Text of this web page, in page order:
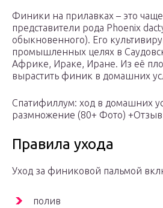
Финики на прилавках – это чаще
представители рода Phoenix
обыкновенного). Его
промышленных целях в
Африке, Ираке, Иране. Из её
вырастить финик в домашних
Спатифиллум: ход в домашних
размножение (80+ Фото)
Правила ухода
Уход за финиковой пальмой
полив